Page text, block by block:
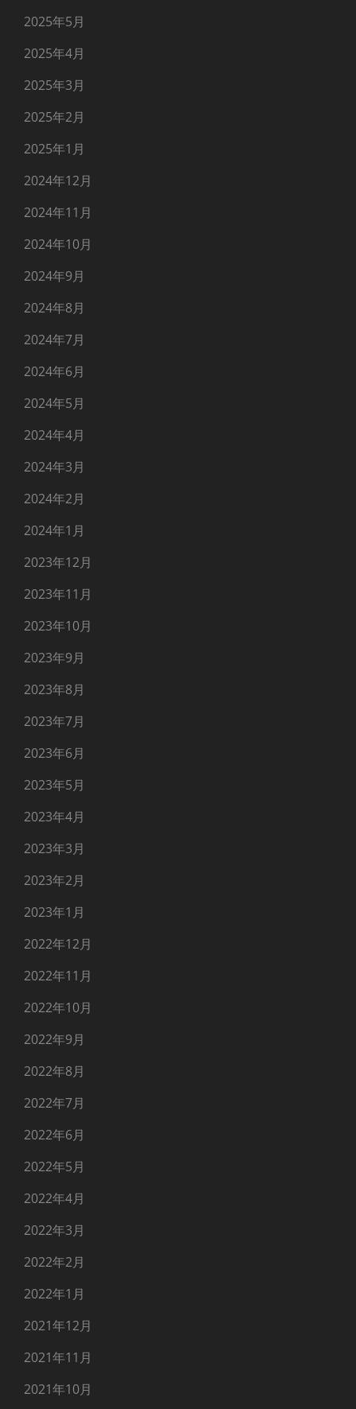
2025年5月
2025年4月
2025年3月
2025年2月
2025年1月
2024年12月
2024年11月
2024年10月
2024年9月
2024年8月
2024年7月
2024年6月
2024年5月
2024年4月
2024年3月
2024年2月
2024年1月
2023年12月
2023年11月
2023年10月
2023年9月
2023年8月
2023年7月
2023年6月
2023年5月
2023年4月
2023年3月
2023年2月
2023年1月
2022年12月
2022年11月
2022年10月
2022年9月
2022年8月
2022年7月
2022年6月
2022年5月
2022年4月
2022年3月
2022年2月
2022年1月
2021年12月
2021年11月
2021年10月